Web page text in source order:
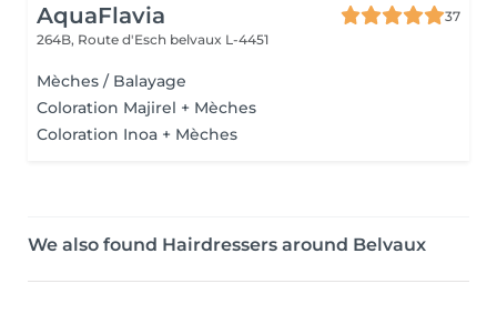
AquaFlavia
37
264B, Route d'Esch belvaux L-4451
Mèches / Balayage
Coloration Majirel + Mèches
Coloration Inoa + Mèches
We also found Hairdressers around Belvaux